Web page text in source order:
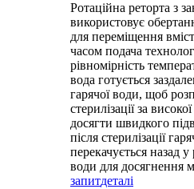
Ротаційна реторта з
використовує
для переміщення
часом подача
рівномірність
вода готується
гарячої води, щоб
стерилізації за
досягти швидкого
після стерилізації
перекачується назад у
води для досягнення
запитдеталі